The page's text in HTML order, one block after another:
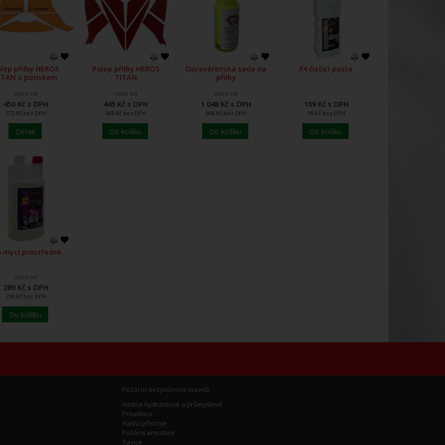
přilby HEROS
s potiskem
cena od
450 Kč s DPH
372 Kč bez DPH
Detail
Polep přilby HEROS
TITAN
cena od
445 Kč s DPH
368 Kč bez DPH
Do košíku
Opravárenská sada na
přilby
cena od
1 048 Kč s DPH
866 Kč bez DPH
Do košíku
F4 čisticí pasta
109 Kč s DPH
90 Kč bez DPH
Do košíku
mycí prostředek
cena od
289 Kč s DPH
239 Kč bez DPH
Do košíku
Požární bezpečnost staveb
Hadice hydrantové a průmyslové
Proudnice
Hasící přístroje
Požární armatury
Savice